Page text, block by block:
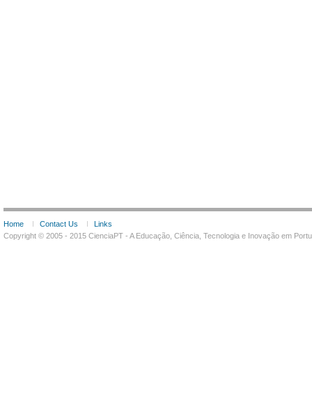
Home Contact Us
Links
Copyright © 2005 - 2015 CienciaPT - A Educação, Ciência, Tecnologia e Inovação em